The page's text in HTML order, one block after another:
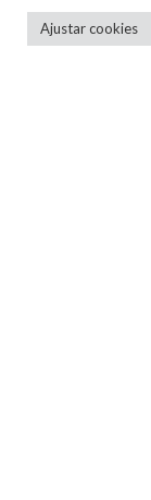
Ajustar cookies